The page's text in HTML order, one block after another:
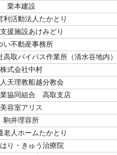
栗本建設
利活動法人たかとり
援施設あけみどり
い不動産事務所
取バイパス作業所（清水谷地内）
株式会社中村
天理教船越分教会
協同組合 高取支店
美容室アリス
駒井理容所
老人ホームたかとり
り・きゅう治療院